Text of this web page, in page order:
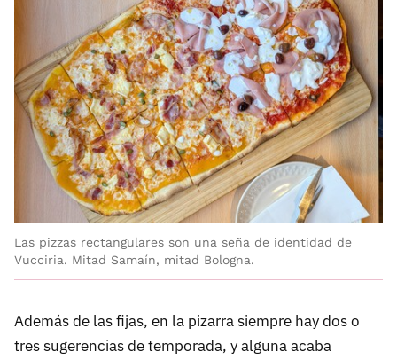
Las pizzas rectangulares son una seña de identidad de
Vucciria. Mitad Samaín, mitad Bologna.
Además de las fijas, en la pizarra siempre hay dos o
tres sugerencias de temporada, y alguna acaba